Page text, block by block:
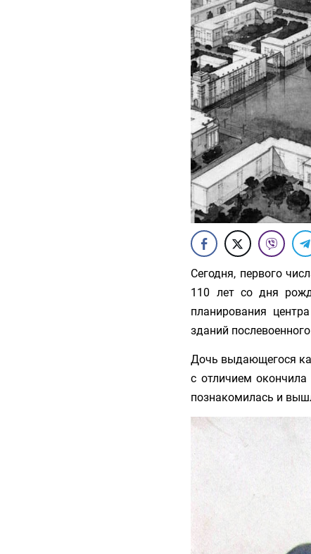
Сегодня, первого
110 лет со дня
планирования
зданий
Дочь выдающегося
с отличием окончила
познакомилась и